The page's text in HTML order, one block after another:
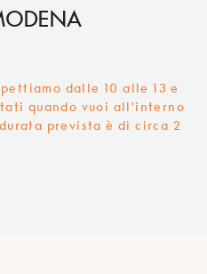
dalle 10 alle 13 e
quando vuoi all'interno
prevista è di circa 2